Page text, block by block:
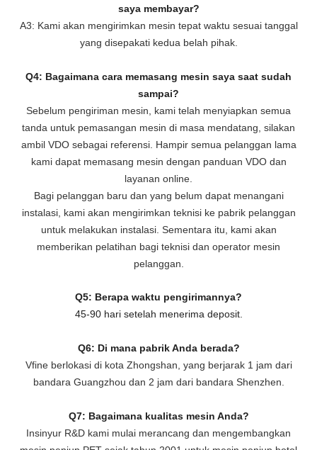
saya membayar?
A3: Kami akan mengirimkan mesin tepat waktu sesuai tanggal
yang disepakati kedua belah pihak.
Q4: Bagaimana cara memasang mesin saya saat sudah
sampai?
Sebelum pengiriman mesin, kami telah menyiapkan semua
tanda untuk pemasangan mesin di masa mendatang, silakan
ambil VDO sebagai referensi. Hampir semua pelanggan lama
kami dapat memasang mesin dengan panduan VDO dan
layanan online.
Bagi pelanggan baru dan yang belum dapat menangani
instalasi, kami akan mengirimkan teknisi ke pabrik pelanggan
untuk melakukan instalasi. Sementara itu, kami akan
memberikan pelatihan bagi teknisi dan operator mesin
pelanggan.
Q5: Berapa waktu pengirimannya?
45-90 hari setelah menerima deposit.
Q6: Di mana pabrik Anda berada?
Vfine berlokasi di kota Zhongshan, yang berjarak 1 jam dari
bandara Guangzhou dan 2 jam dari bandara Shenzhen.
Q7: Bagaimana kualitas mesin Anda?
Insinyur R&D kami mulai merancang dan mengembangkan